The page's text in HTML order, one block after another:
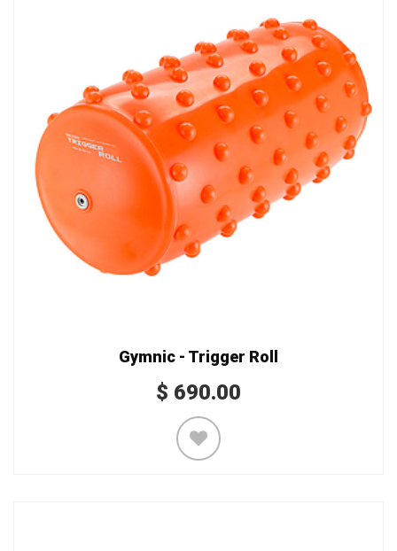
Gymnic - Trigger Roll
$ 690.00